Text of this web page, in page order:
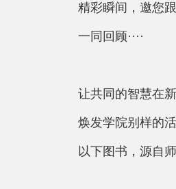
精彩瞬间，邀您
一同回顾····
让共同的智慧在
焕发学院别样的
以下图书，源自